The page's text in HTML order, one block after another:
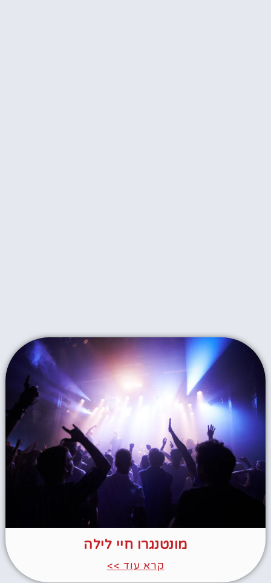
מונטנגרו חיי לילה
קרא עוד >>